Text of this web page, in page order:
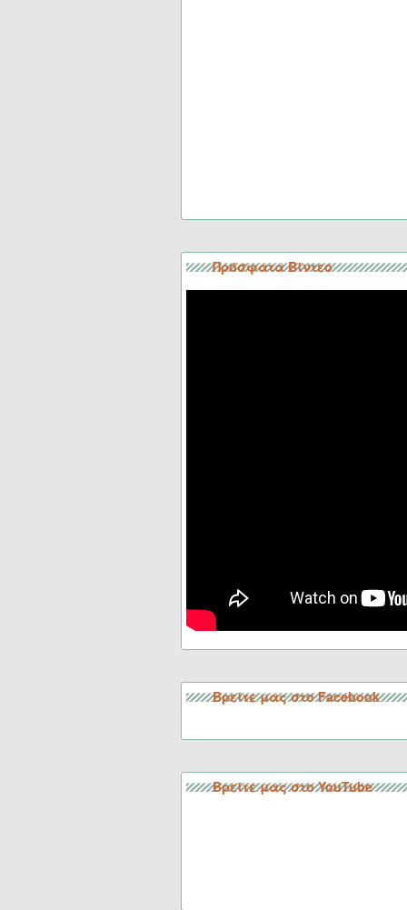
Πρόσφατα Βίντεο
Βρείτε μας στο Facebook
Βρείτε μας στο YouTube